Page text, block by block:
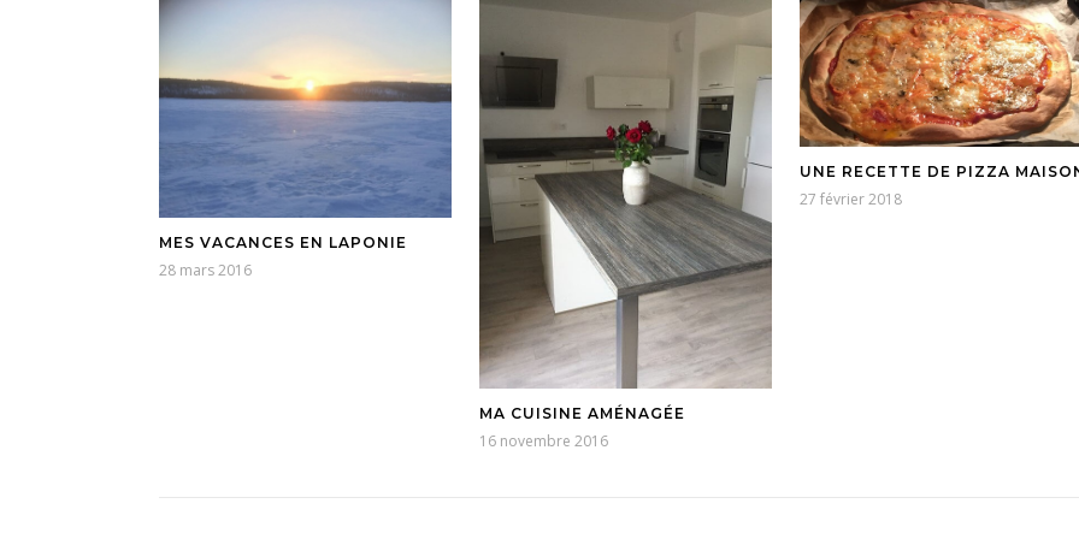
MES VACANCES EN LAPONIE
28 mars 2016
MA CUISINE AMÉNAGÉE
16 novembre 2016
UNE RECETTE DE PIZZA
27 février 2018